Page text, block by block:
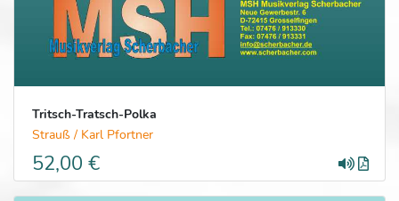
Tritsch-Tratsch-Polka
Strauß / Karl Pfortner
52,00 €